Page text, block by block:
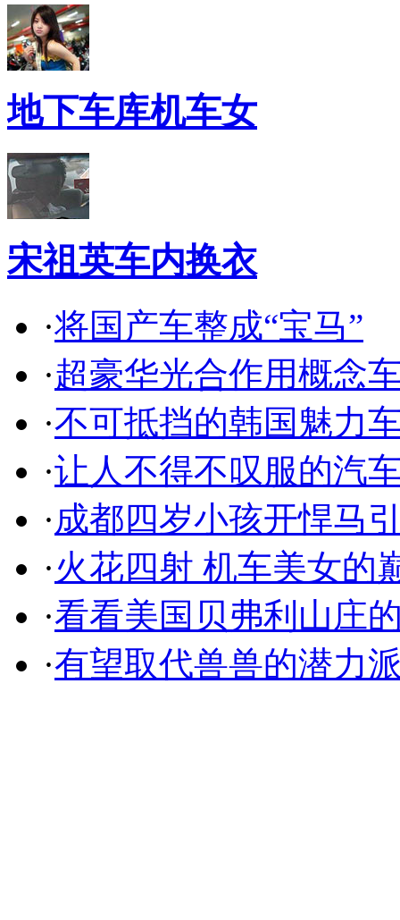
地下车库机车女
宋祖英车内换衣
·将国产车整成“宝马”
·超豪华光合作用概念
·不可抵挡的韩国魅力
·让人不得不叹服的汽
·成都四岁小孩开悍马
·火花四射 机车美女的
·看看美国贝弗利山庄
·有望取代兽兽的潜力